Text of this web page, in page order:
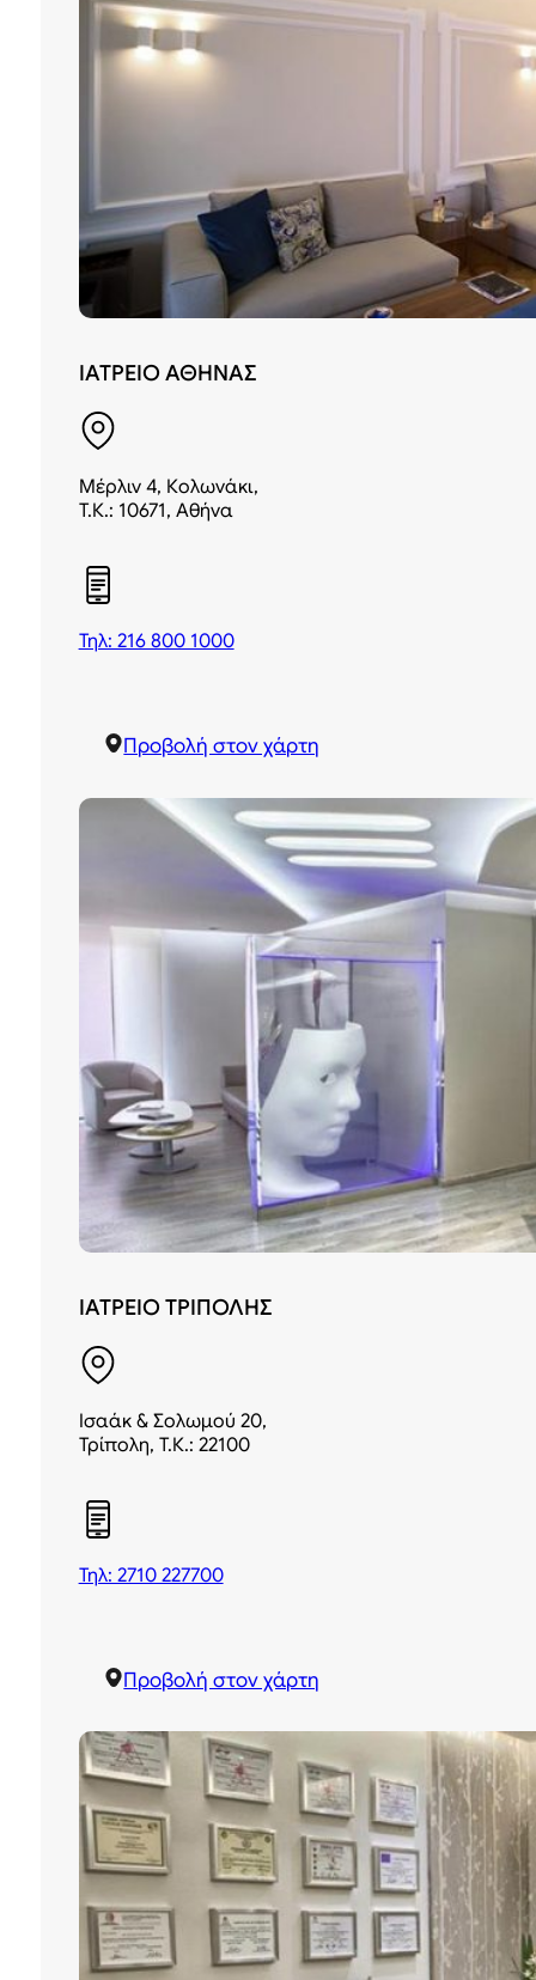
ΙΑΤΡΕΙΟ ΑΘΗΝΑΣ
Μέρλιν 4, Κολωνάκι,
Τ.Κ.: 10671, Αθήνα
Τηλ: 216 800 1000
Προβολή στον χάρτη
ΙΑΤΡΕΙΟ ΤΡΙΠΟΛΗΣ
Ισαάκ & Σολωμού 20,
Τρίπολη, Τ.Κ.: 22100
Τηλ: 2710 227700
Προβολή στον χάρτη